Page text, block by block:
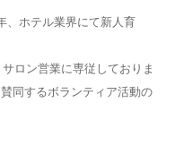
、ホテル業界にて新人育
ロン営業に専従しておりま
同するボランティア活動の